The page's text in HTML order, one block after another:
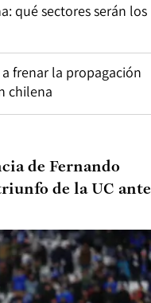
qué sectores serán los
frenar la propagación
chilena
de Fernando
de la UC ante